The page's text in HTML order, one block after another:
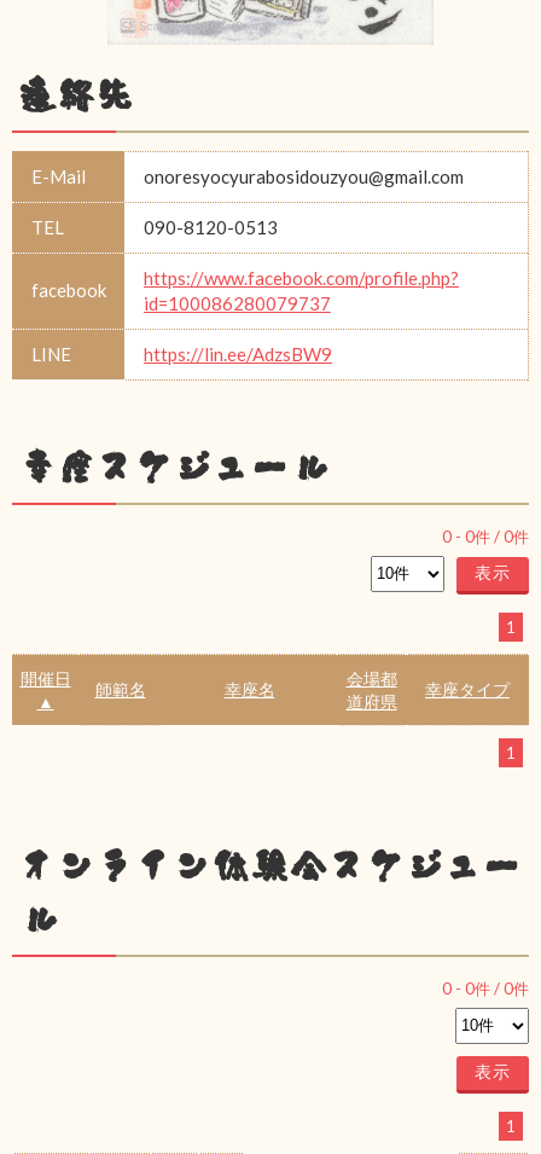
連絡先
E-Mail onoresyocyurabosidouzyou@gmail.com
TEL 090-8120-0513
facebook
https://www.facebook.com/profile.php?
id=100086280079737
LINE https://lin.ee/AdzsBW9
幸座スケジュール
0 - 0件 /0件
1
開催日
▲
師範名 幸座名
会場都
道府県
幸座タイプ
1
オンライン体験会スケジュー
ル
0 - 0件 /0件
1